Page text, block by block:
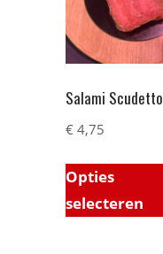
Salami Scudetto
€ 4,75
Opties
selecteren